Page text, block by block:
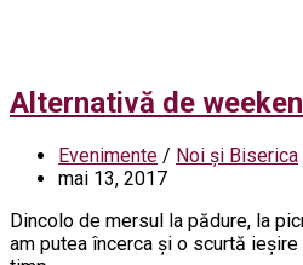
Alternativă de
Evenimente / Noi și Biserica
mai 13, 2017
Dincolo de mersul la pădure, la
am putea încerca și o scurtă